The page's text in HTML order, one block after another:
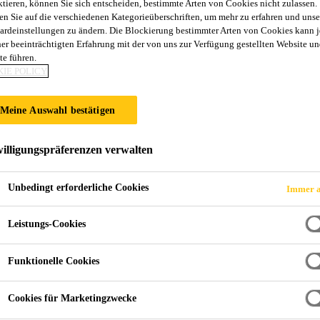
wie
Feuerwehr)
und PC (Polycarbonat). Während
können Sie sich entscheiden, bestimmte Arten von Cookies nicht zulassen.
Sie auf die verschiedenen Kategorieüberschriften, um mehr zu erfahren und
zu ändern. Die Blockierung bestimmter Arten von Cookies kann
beeinträchtigten Erfahrung mit der von uns zur Verfügung gestellten Website
führen.
POLICY
Meine Auswahl bestätigen
verwalten
Unbedingt erforderliche Cookies Immer
Leistungs-Cookies
Funktionelle Cookies
Cookies für Marketingzwecke